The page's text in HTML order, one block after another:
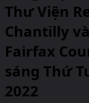
Thư Viện
Chantilly
Fairfax
sáng Thứ
2022